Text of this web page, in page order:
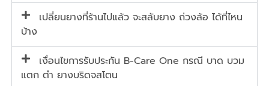
เปลี่ยนยางที่ร้านไปแล้ว จะสลับยาง ถ่วงล้อ ได้ที่ไหน
บ้าง
เงื่อนไขการรับประกัน B-Care One กรณี บาด บวม
แตก ตำ ยางบริดจสโตน